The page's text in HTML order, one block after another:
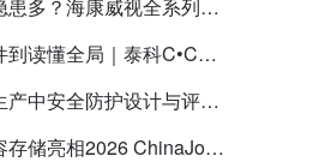
启安防运营智能新时代
患多？海康威视全系列物
，四层守护更放心！
读懂全局｜泰科C•CUR
启安防运营智能新时代
产中安全防护设计与评估
讨
存储亮相2026 ChinaJo